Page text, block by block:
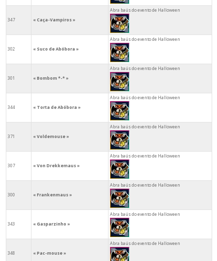
347 « Caça-Vampiros »
Abra baús do evento de Halloween
302 « Suco de Abóbora »
Abra baús do evento de Halloween
301 « Bombom *-* »
Abra baús do evento de Halloween
344 « Torta de Abóbora »
Abra baús do evento de Halloween
371 « Voldemouse »
Abra baús do evento de Halloween
307 « Von Drekkemaus »
Abra baús do evento de Halloween
300 « Frankenmaus »
Abra baús do evento de Halloween
343 « Gasparzinho »
Abra baús do evento de Halloween
348 « Pac-mouse »
Abra baús do evento de Halloween